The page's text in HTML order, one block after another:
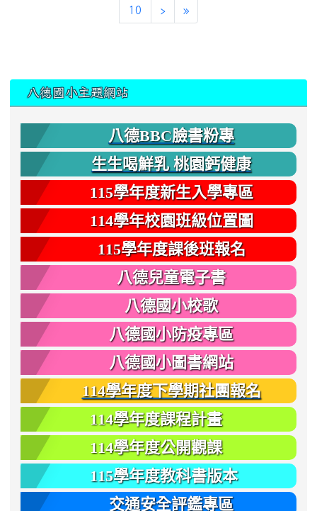
10 › »
八德國小主題網站
八德BBC臉書粉專
生生喝鮮乳 桃園鈣健康
115學年度新生入學專區
114學年校園班級位置圖
115學年度課後班報名
八德兒童電子書
八德國小校歌
八德國小防疫專區
八德國小圖書網站
114學年度下學期社團報名
114學年度課程計畫
114學年度公開觀課
115學年度教科書版本
交通安全評鑑專區